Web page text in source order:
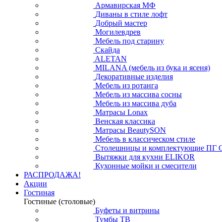
Армавирская МФ
Диваны в стиле лофт
Добрый мастер
Могилевдрев
Мебель под старину
Скайда
ALETAN
MILANA (мебель из бука и ясеня)
Декоративные изделия
Мебель из ротанга
Мебель из массива сосны
Мебель из массива дуба
Матрасы Lonax
Венская классика
Матрасы BeautySON
Мебель в классическом стиле
Столешницы и комплектующие ПГ
Вытяжки для кухни ELIKOR
Кухонные мойки и смесители
РАСПРОДАЖА!
Акции
Гостиная
Гостиные (столовые)
Буфеты и витрины
Тумбы ТВ